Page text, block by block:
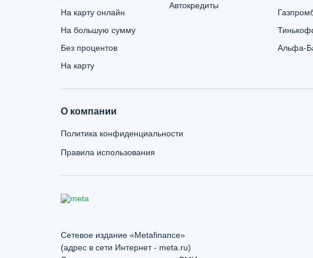
На карту онлайн
На большую сумму
Без процентов
На карту
Автокредиты
Альфа-
О компании
Политика конфиденциальности
Правила использования
Сетевое издание «Metafinance»
(адрес в сети Интернет - meta.ru)